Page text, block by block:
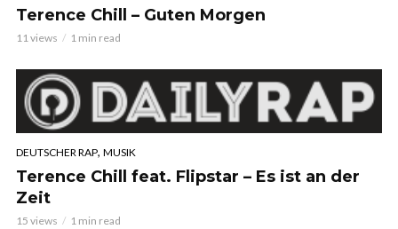
Terence Chill – Guten Morgen
11 views 1 min read
DEUTSCHER RAP, MUSIK
Terence Chill feat. Flipstar – Es ist an der
Zeit
15 views 1 min read